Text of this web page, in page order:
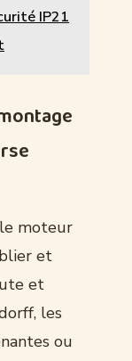
IP21
moteur
et
et
les
ou